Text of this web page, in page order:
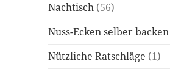
Nachtisch (56)
Nuss-Ecken selber backen
Nützliche Ratschläge (1)